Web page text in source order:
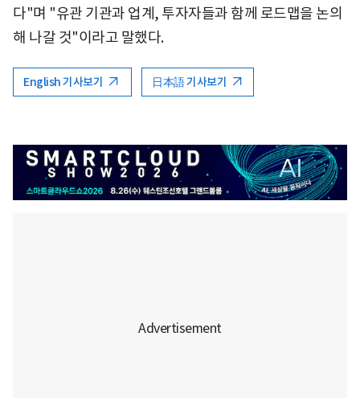
다"며 "유관 기관과 업계, 투자자들과 함께 로드맵을 논의
해 나갈 것"이라고 말했다.
English 기사보기 日本語 기사보기